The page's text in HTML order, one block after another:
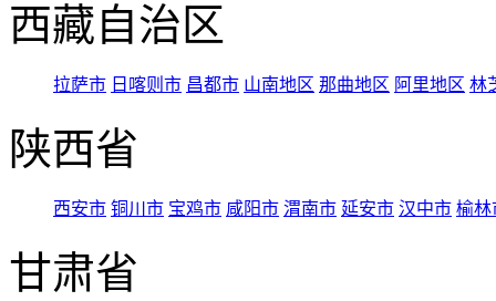
西藏自治区
拉萨市 日喀则市 昌都市 山南地区 那曲地区 阿里地区 林
陕西省
西安市 铜川市 宝鸡市 咸阳市 渭南市 延安市 汉中市 榆林
甘肃省